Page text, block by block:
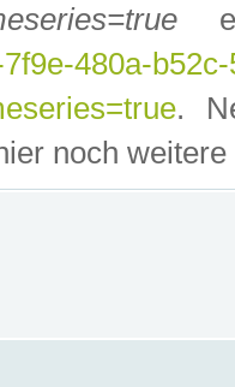
480a-
.
noch weitere